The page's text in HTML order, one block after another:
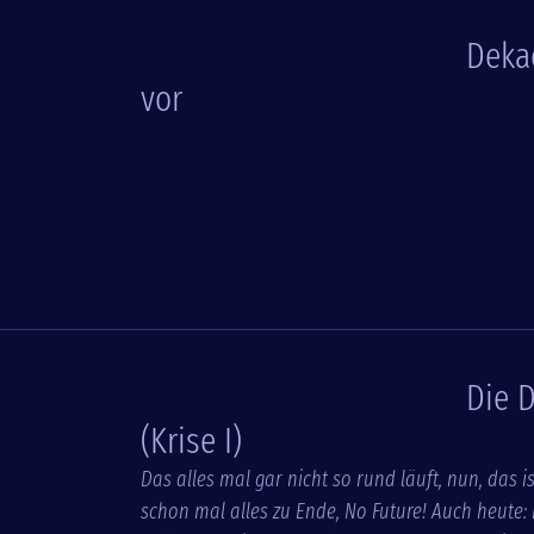
vor
Die
(Krise I)
Das alles mal gar nicht so rund läuft, nun, das
schon mal alles zu Ende, No Future! Auch heute: